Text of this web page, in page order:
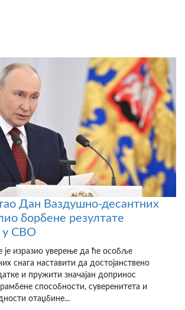
Дан Ваздушно-десантних
борбене резултате
у СВО
је изразио уверење да ће особље
снага наставити да достојанствено
и пружити значајан допринос
способности, суверенитета и
отаџбине...